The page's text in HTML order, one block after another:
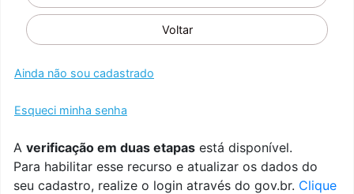
Voltar
Ainda não sou cadastrado
Esqueci minha senha
A verificação em duas etapas está disponível.
Para habilitar esse recurso e atualizar os dados do
seu cadastro, realize o login através do gov.br. Clique